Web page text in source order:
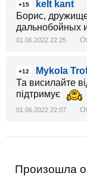
+15
kelt kant
Борис,
дальнобойных
01.06.2022 22:25
+12
Mykola
Та висилайте
підтримує
01.06.2022 22:07
Произошла